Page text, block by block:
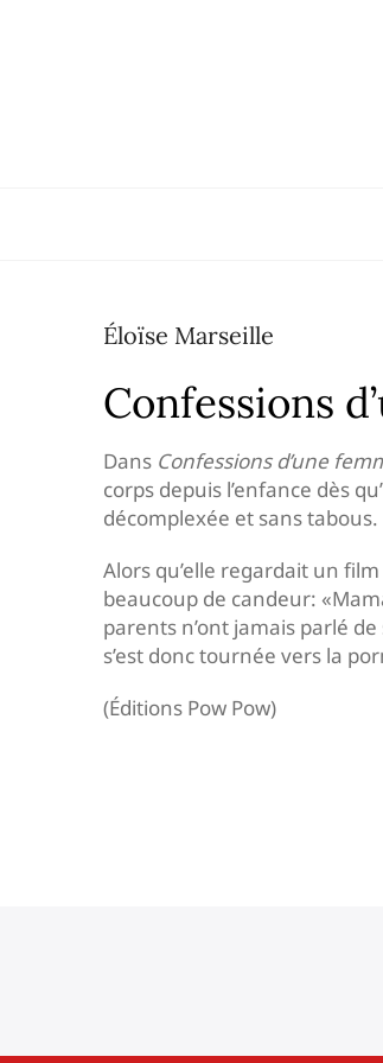
Éloïse Marseille
Confessions
Dans Confessions d’une
corps depuis l’enfance dès
décomplexée et sans tabous.
Alors qu’elle regardait un
beaucoup de candeur:
parents n’ont jamais parlé
s’est donc tournée vers la
(Éditions Pow Pow)